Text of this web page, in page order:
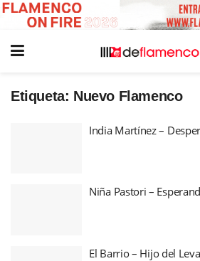
Etiqueta: Nuevo Flamenco
India Martínez –
Niña Pastori –
El Barrio – Hijo del